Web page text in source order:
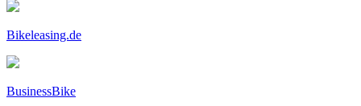
Bikeleasing.de
BusinessBike